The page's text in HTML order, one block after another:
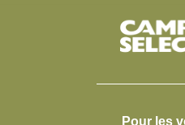
Pour les